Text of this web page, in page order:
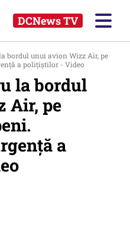
DCNews TV
bordul unui avion Wizz Air, pe
a poliţiştilor - Video
la bordul
Air, pe
a